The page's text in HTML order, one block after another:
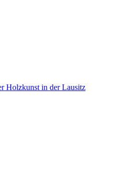
Holzkunst in der Lausitz